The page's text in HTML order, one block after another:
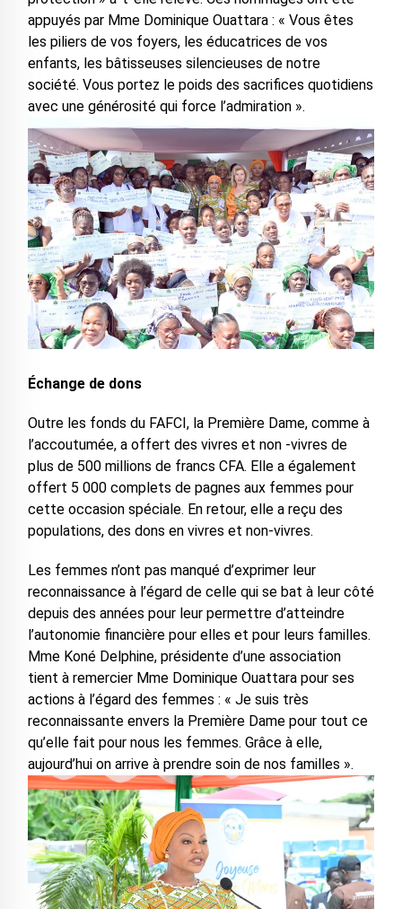
appuyés par Mme Dominique Ouattara : « Vous êtes
les piliers de vos foyers, les éducatrices de vos
enfants, les bâtisseuses silencieuses de notre
société. Vous portez le poids des sacrifices quotidiens
avec une générosité qui force l’admiration ».
Échange de dons
Outre les fonds du FAFCI, la Première Dame, comme à
l’accoutumée, a offert des vivres et non -vivres de
plus de 500 millions de francs CFA. Elle a également
offert 5 000 complets de pagnes aux femmes pour
cette occasion spéciale. En retour, elle a reçu des
populations, des dons en vivres et non-vivres.
Les femmes n’ont pas manqué d’exprimer leur
reconnaissance à l’égard de celle qui se bat à leur côté
depuis des années pour leur permettre d’atteindre
l’autonomie financière pour elles et pour leurs familles.
Mme Koné Delphine, présidente d’une association
tient à remercier Mme Dominique Ouattara pour ses
actions à l’égard des femmes : « Je suis très
reconnaissante envers la Première Dame pour tout ce
qu’elle fait pour nous les femmes. Grâce à elle,
aujourd’hui on arrive à prendre soin de nos familles ».